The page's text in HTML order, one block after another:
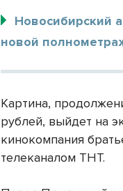
Новосибирский
новой
Картина,
рублей, выйдет на
кинокомпания
телеканалом ТНТ.